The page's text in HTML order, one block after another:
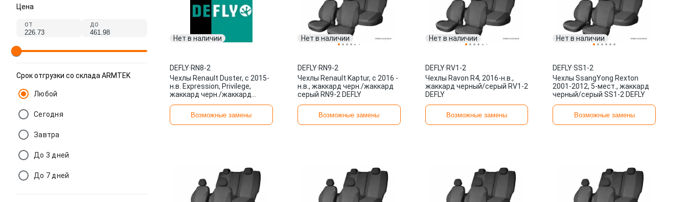
Цена
от до
Срок отгрузки со склада ARMTEK
Любой
Сегодня
Завтра
До 3 дней
До 7 дней
Нет в наличии
DEFLY·RN8-2
Чехлы Renault Duster, c 2015-
н.в. Expression, Privilege,
жаккард черн./жаккард
Возможные замены
Нет в наличии
DEFLY·RN9-2
Чехлы Renault Kaptur, c 2016 -
н.в., жаккард черн./жаккард
серый RN9-2 DEFLY
Возможные замены
Нет в наличии
DEFLY·RV1-2
Чехлы Ravon R4, 2016-н.в.,
жаккард черный/серый RV1-2
DEFLY
Возможные замены
Нет в наличии
DEFLY·SS1-2
Чехлы SsangYong Rexton
2001-2012, 5-мест., жаккард
черный/серый SS1-2 DEFLY
Возможные замены